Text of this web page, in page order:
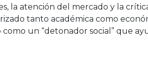
la atención del mercado y la
tanto académica como
un “detonador social” que